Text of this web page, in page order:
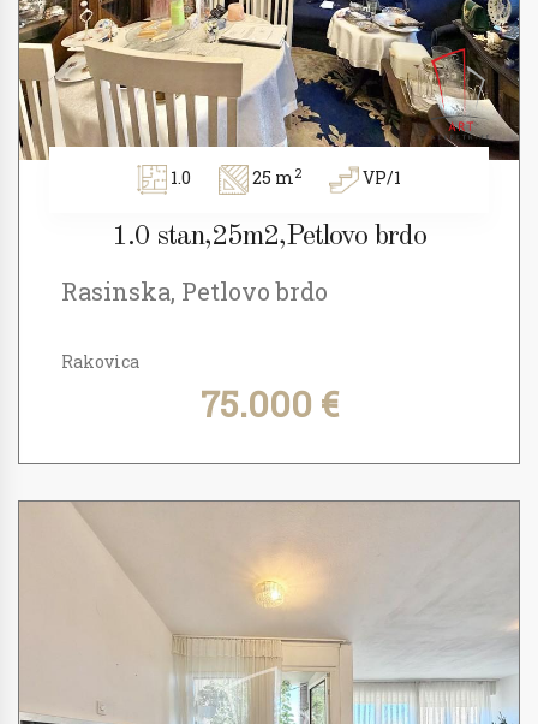
1.0 25 m2 VP/1
1.0 stan,25m2,Petlovo brdo
Rasinska, Petlovo brdo
Rakovica
75.000 €